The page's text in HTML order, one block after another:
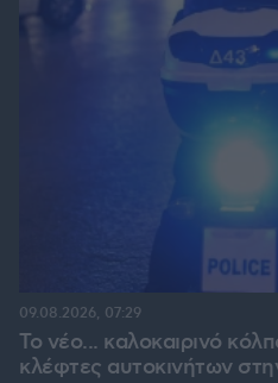
Το νέο... καλοκαιρινό
κλέφτες αυτοκινήτων
09.08.2026, 07:29